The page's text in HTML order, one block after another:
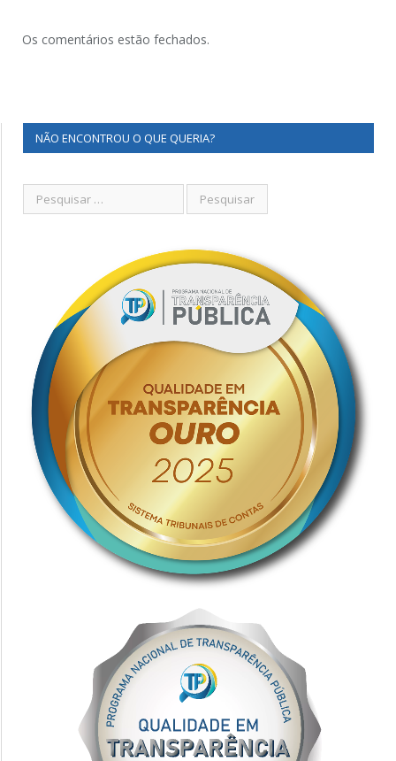
Os comentários estão fechados.
NÃO ENCONTROU O QUE QUERIA?